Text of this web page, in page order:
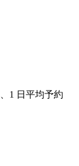
1 日平均予約